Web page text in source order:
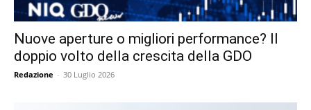
Nuove aperture o migliori performance? Il
doppio volto della crescita della GDO
Redazione - 30 Luglio 2026